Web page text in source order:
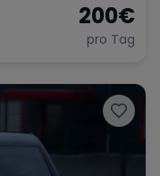
200€
pro Tag